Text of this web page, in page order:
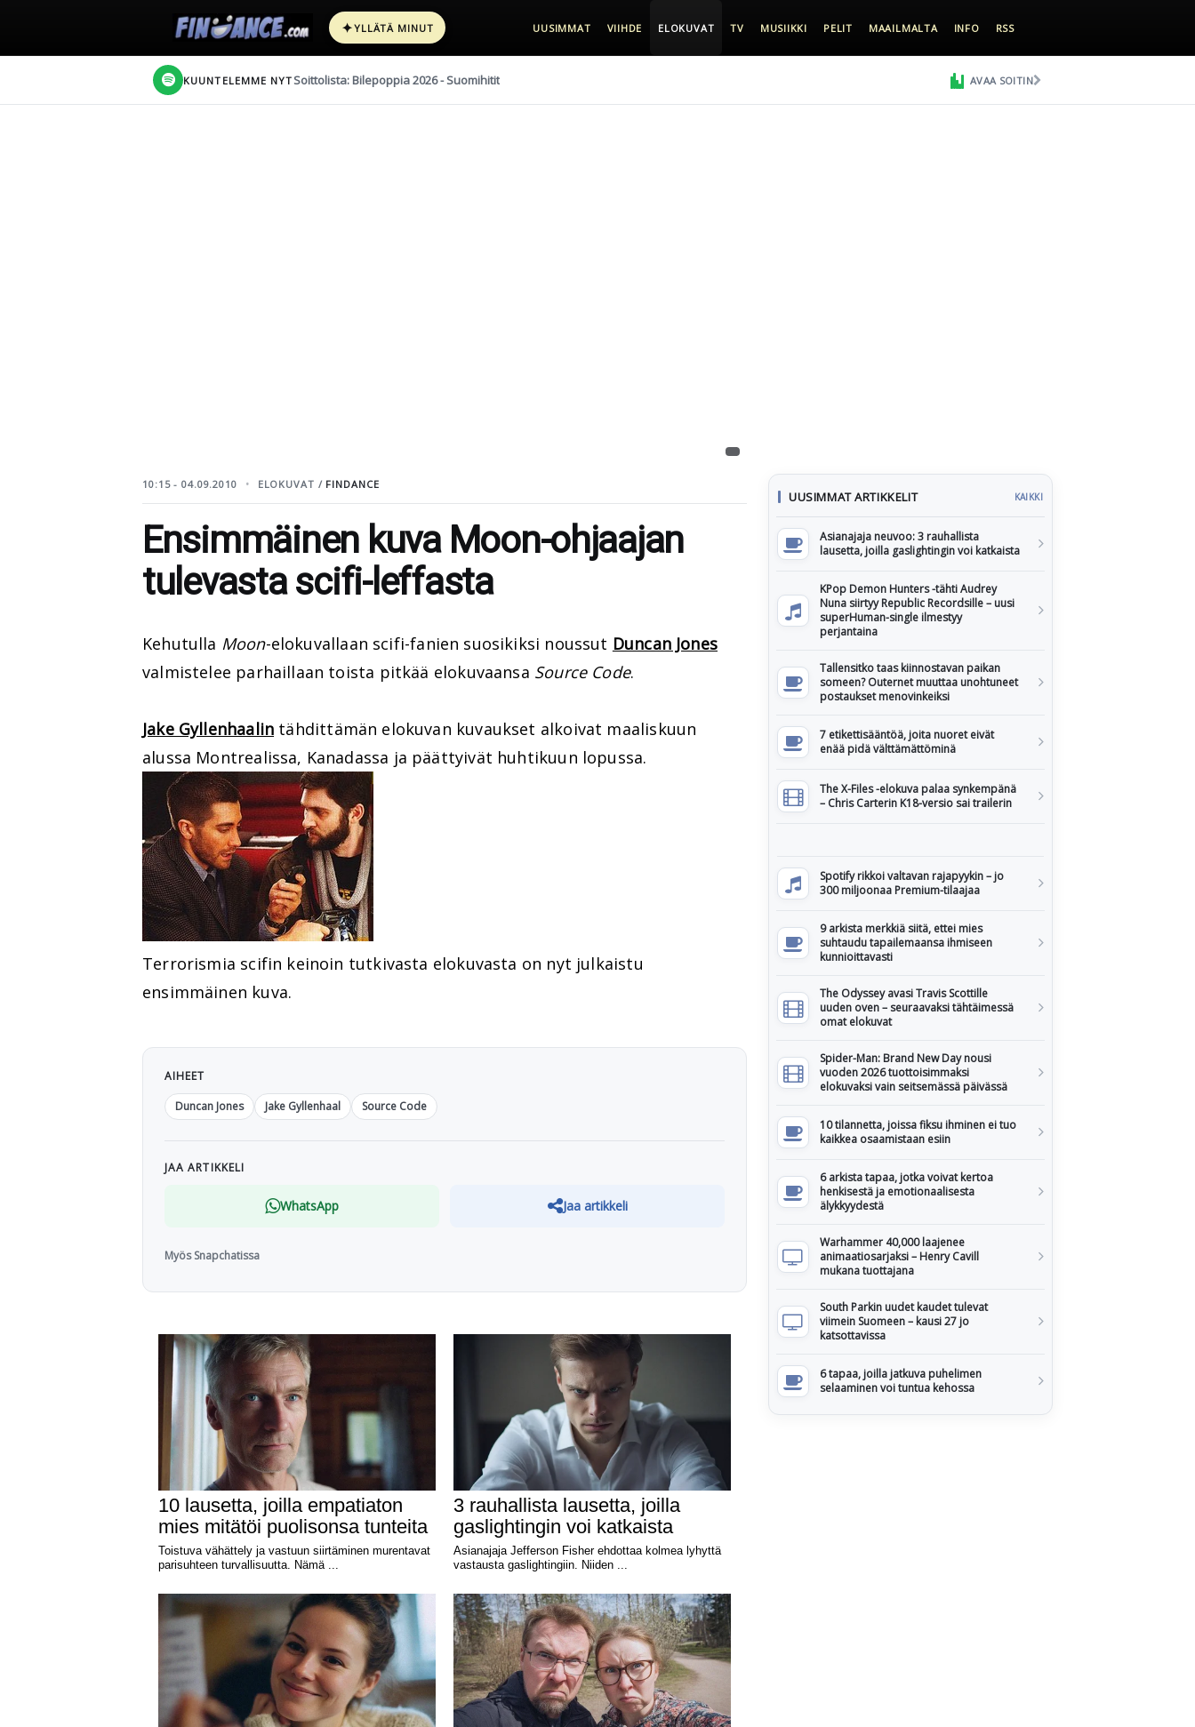
✦YLLÄTÄ MINUT UUSIMMAT VIIHDE ELOKUVAT TV MUSIIKKI PELIT MAAILMALTA INFO RSS
KUUNTELEMME NYT Soittolista: Bilepoppia 2026 - Suomihitit AVAA SOITIN
10:15 - 04.09.2010 ELOKUVAT / FINDANCE
Ensimmäinen kuva Moon-ohjaajan
tulevasta scifi-leffasta
Kehutulla Moon-elokuvallaan scifi-fanien suosikiksi noussut Duncan Jones
valmistelee parhaillaan toista pitkää elokuvaansa Source Code.
Jake Gyllenhaalin tähdittämän elokuvan kuvaukset alkoivat maaliskuun
alussa Montrealissa, Kanadassa ja päättyivät huhtikuun lopussa.
Terrorismia scifin keinoin tutkivasta elokuvasta on nyt julkaistu
ensimmäinen kuva.
AIHEET
Duncan Jones
Jake Gyllenhaal Source Code
JAA ARTIKKELI
WhatsApp Jaa artikkeli
Myös Snapchatissa
UUSIMMAT ARTIKKELIT KAIKKI
Asianajaja neuvoo: 3 rauhallista
lausetta, joilla gaslightingin voi katkaista
KPop Demon Hunters -tähti Audrey
Nuna siirtyy Republic Recordsille – uusi
superHuman-single ilmestyy
perjantaina
Tallensitko taas kiinnostavan paikan
someen? Outernet muuttaa unohtuneet
postaukset menovinkeiksi
7 etikettisääntöä, joita nuoret eivät
enää pidä välttämättöminä
The X-Files -elokuva palaa synkempänä
– Chris Carterin K18-versio sai trailerin
Spotify rikkoi valtavan rajapyykin – jo
300 miljoonaa Premium-tilaajaa
9 arkista merkkiä siitä, ettei mies
suhtaudu tapailemaansa ihmiseen
kunnioittavasti
The Odyssey avasi Travis Scottille
uuden oven – seuraavaksi tähtäimessä
omat elokuvat
Spider-Man: Brand New Day nousi
vuoden 2026 tuottoisimmaksi
elokuvaksi vain seitsemässä päivässä
10 tilannetta, joissa fiksu ihminen ei tuo
kaikkea osaamistaan esiin
6 arkista tapaa, jotka voivat kertoa
henkisestä ja emotionaalisesta
älykkyydestä
Warhammer 40,000 laajenee
animaatiosarjaksi – Henry Cavill
mukana tuottajana
South Parkin uudet kaudet tulevat
viimein Suomeen – kausi 27 jo
katsottavissa
6 tapaa, joilla jatkuva puhelimen
selaaminen voi tuntua kehossa